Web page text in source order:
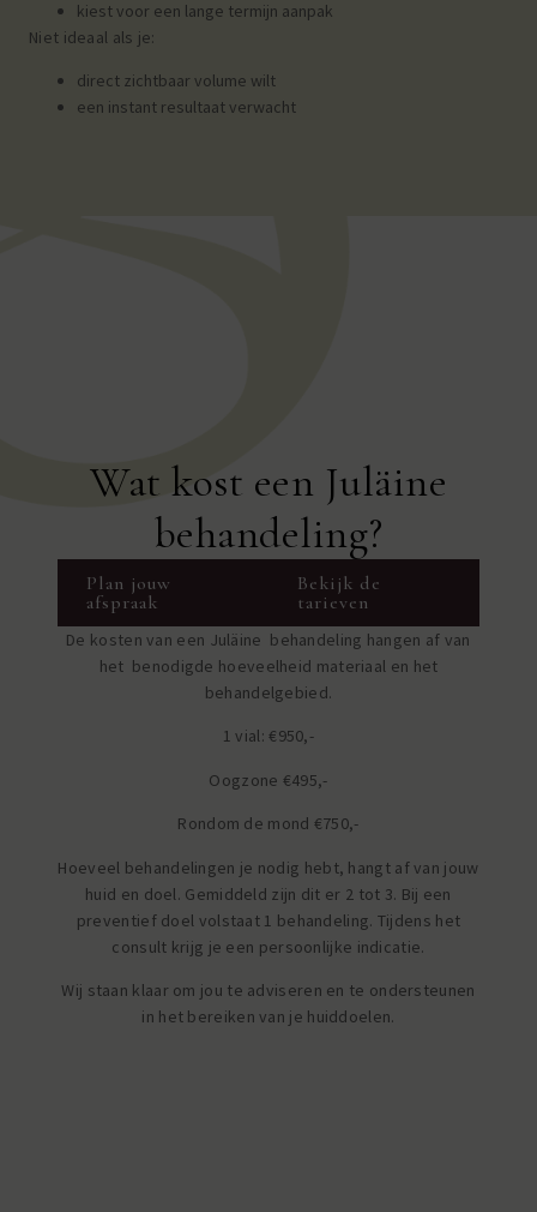
kiest voor een lange termijn aanpak
Niet ideaal als je:
direct zichtbaar volume wilt
een instant resultaat verwacht
Wat kost een Juläine
behandeling?
Plan jouw
afspraak
Bekijk de
tarieven
De kosten van een Juläine behandeling hangen af van
het benodigde hoeveelheid materiaal en het
behandelgebied.
1 vial: €950,-
Oogzone €495,-
Rondom de mond €750,-
Hoeveel behandelingen je nodig hebt, hangt af van jouw
huid en doel. Gemiddeld zijn dit er 2 tot 3. Bij een
preventief doel volstaat 1 behandeling. Tijdens het
consult krijg je een persoonlijke indicatie.
Wij staan klaar om jou te adviseren en te ondersteunen
in het bereiken van je huiddoelen.